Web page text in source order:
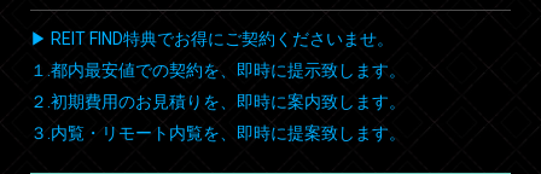
▶ REIT FIND特典でお得にご契約くださいませ。
１.都内最安値での契約を、即時に提示致します。
２.初期費用のお見積りを、即時に案内致します。
３.内覧・リモート内覧を、即時に提案致します。